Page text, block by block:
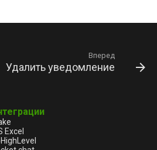
Вперед
Удалить уведомление
Excel